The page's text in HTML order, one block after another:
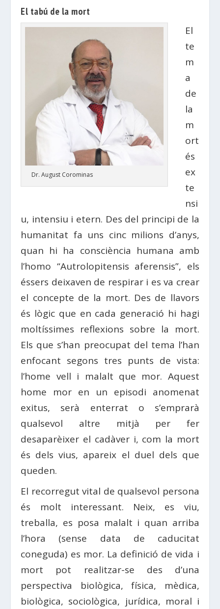
El tabú de la mort
Dr. August Corominas
El
te
m
a
de
la
m
ort
és
ex
te
nsi
u, intensiu i etern. Des del principi de la
humanitat fa uns cinc milions d’anys,
quan hi ha consciència humana amb
l’homo “Autrolopitensis aferensis”, els
éssers deixaven de respirar i es va crear
el concepte de la mort. Des de llavors
és lògic que en cada generació hi hagi
moltíssimes reflexions sobre la mort.
Els que s’han preocupat del tema l’han
enfocant segons tres punts de vista:
l’home vell i malalt que mor. Aquest
home mor en un episodi anomenat
exitus, serà enterrat o s’emprarà
qualsevol altre mitjà per fer
desaparèixer el cadàver i, com la mort
és dels vius, apareix el duel dels que
queden.
El recorregut vital de qualsevol persona
és molt interessant. Neix, es viu,
treballa, es posa malalt i quan arriba
l’hora (sense data de caducitat
coneguda) es mor. La definició de vida i
mort pot realitzar-se des d’una
perspectiva biològica, física, mèdica,
biològica, sociològica, jurídica, moral i